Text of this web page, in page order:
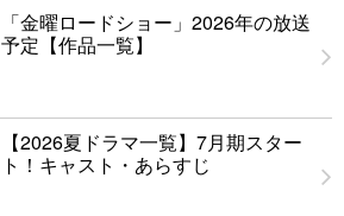
「金曜ロードショー」2026年の放送
予定【作品一覧】
【2026夏ドラマ一覧】7月期スター
ト！キャスト・あらすじ